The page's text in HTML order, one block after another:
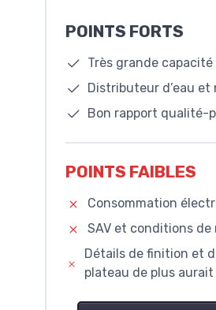
POINTS FORTS
Très grande
Distributeur d’eau
Bon rapport qualité-
POINTS FAIBLES
Consommation
SAV et conditions
Détails de finition et
plateau de plus